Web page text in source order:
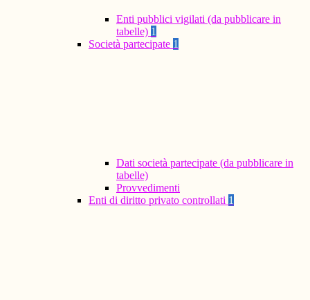
Enti pubblici vigilati (da pubblicare in
tabelle) 1
Società partecipate 1
Dati società partecipate (da pubblicare in
tabelle)
Provvedimenti
Enti di diritto privato controllati 1